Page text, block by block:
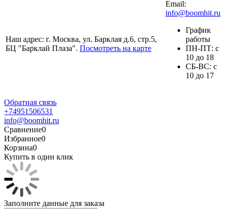
Наш адрес: г. Москва, ул. Барклая д.6, стр.5,
БЦ "Барклай Плаза". Посмотреть на карте
Email:
info@boomhit.ru
График
работы
ПH-ПТ: с
10 до 18
СБ-ВС: с
10 до 17
Обратная связь
+74951506531
info@boomhit.ru
Сравнение0
Избранное0
Корзина0
Купить в один клик
Заполните данные для заказа